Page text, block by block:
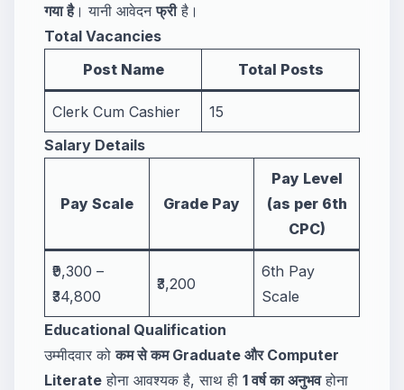
गया है। यानी आवेदनफ्रीहै।
Total Vacancies
Post Name
Total Posts
Clerk Cum Cashier
15
Salary Details
Pay Scale Grade Pay
Pay Level
(as per 6th
CPC)
₹9,300 –
₹34,800
₹3,200
6th Pay
Scale
Educational Qualification
उम्मीदवार कोकम से कम Graduate और Computer
Literate होना आवश्यक है, साथ ही 1 वर्ष का अनुभवहोना